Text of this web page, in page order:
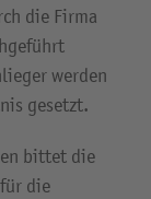
die Firma
werden
gesetzt.
bittet die
die